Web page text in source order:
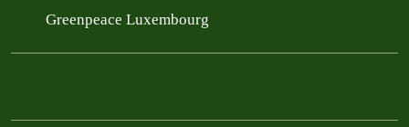
Greenpeace Luxembourg